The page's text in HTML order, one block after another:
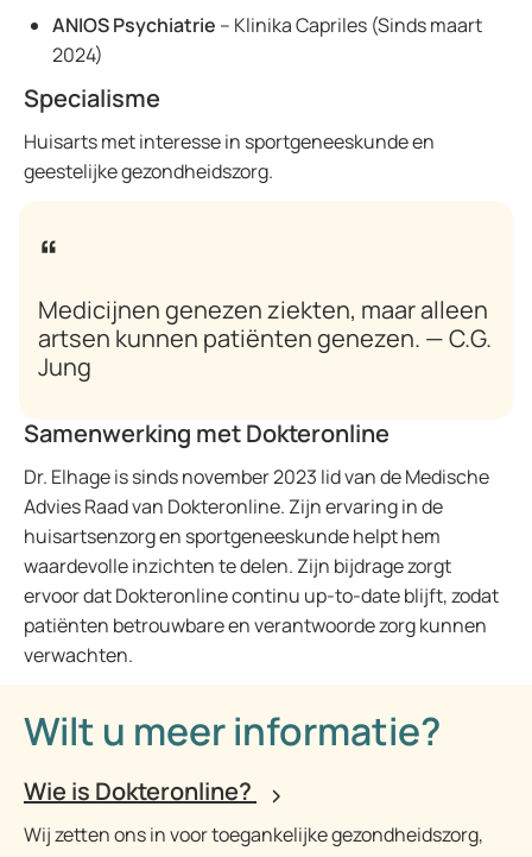
ANIOS Psychiatrie – Klinika Capriles (Sinds maart
2024)
Specialisme
Huisarts met interesse in sportgeneeskunde en
geestelijke gezondheidszorg.
Medicijnen genezen ziekten, maar alleen
artsen kunnen patiënten genezen. — C.G.
Jung
Samenwerking met Dokteronline
Dr. Elhage is sinds november 2023 lid van de Medische
Advies Raad van Dokteronline. Zijn ervaring in de
huisartsenzorg en sportgeneeskunde helpt hem
waardevolle inzichten te delen. Zijn bijdrage zorgt
ervoor dat Dokteronline continu up-to-date blijft, zodat
patiënten betrouwbare en verantwoorde zorg kunnen
verwachten.
Wilt u meer informatie?
Wie is Dokteronline?
Wij zetten ons in voor toegankelijke gezondheidszorg,